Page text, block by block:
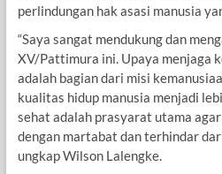
perlindungan hak asasi manusia
“Saya sangat mendukung dan
XV/Pattimura ini. Upaya menjaga
adalah bagian dari misi
kualitas hidup manusia menjadi
sehat adalah prasyarat utama
dengan martabat dan terhindar
ungkap Wilson Lalengke.